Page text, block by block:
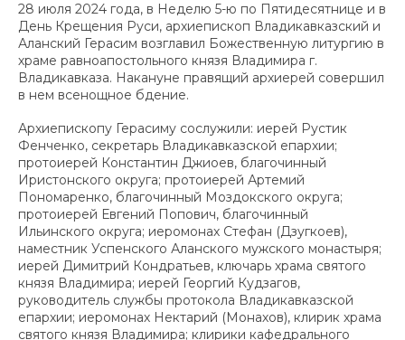
28 июля 2024 года, в Неделю 5-ю по Пятидесятнице и в
День Крещения Руси, архиепископ Владикавказский и
Аланский Герасим возглавил Божественную литургию в
храме равноапостольного князя Владимира г.
Владикавказа. Накануне правящий архиерей совершил
в нем всенощное бдение.
Архиепископу Герасиму сослужили: иерей Рустик
Фенченко, секретарь Владикавказской епархии;
протоиерей Константин Джиоев, благочинный
Иристонского округа; протоиерей Артемий
Пономаренко, благочинный Моздокского округа;
протоиерей Евгений Попович, благочинный
Ильинского округа; иеромонах Стефан (Дзугкоев),
наместник Успенского Аланского мужского монастыря;
иерей Димитрий Кондратьев, ключарь храма святого
князя Владимира; иерей Георгий Кудзагов,
руководитель службы протокола Владикавказской
епархии; иеромонах Нектарий (Монахов), клирик храма
святого князя Владимира; клирики кафедрального